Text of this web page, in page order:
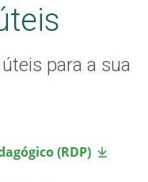
para a sua
(RDP)